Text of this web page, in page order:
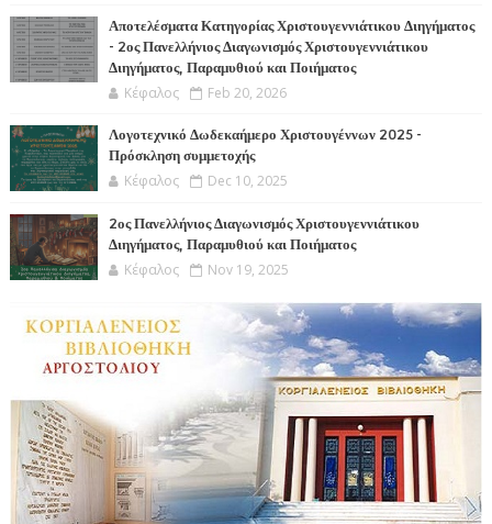
Αποτελέσματα Κατηγορίας Χριστουγεννιάτικου Διηγήματος
- 2ος Πανελλήνιος Διαγωνισμός Χριστουγεννιάτικου
Διηγήματος, Παραμυθιού και Ποιήματος
Κέφαλος Feb 20, 2026
Λογοτεχνικό Δωδεκαήμερο Χριστουγέννων 2025 -
Πρόσκληση συμμετοχής
Κέφαλος Dec 10, 2025
2ος Πανελλήνιος Διαγωνισμός Χριστουγεννιάτικου
Διηγήματος, Παραμυθιού και Ποιήματος
Κέφαλος Nov 19, 2025